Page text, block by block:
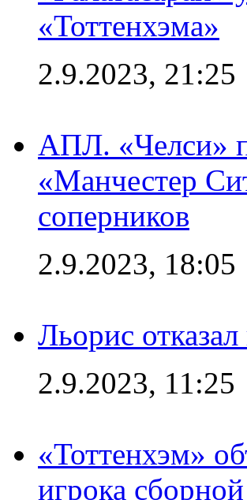
«Тоттенхэма»
2.9.2023, 21:25
АПЛ. «Челси»
«Манчестер
соперников
2.9.2023, 18:05
Льорис
2.9.2023, 11:25
«Тоттенхэм»
игрока